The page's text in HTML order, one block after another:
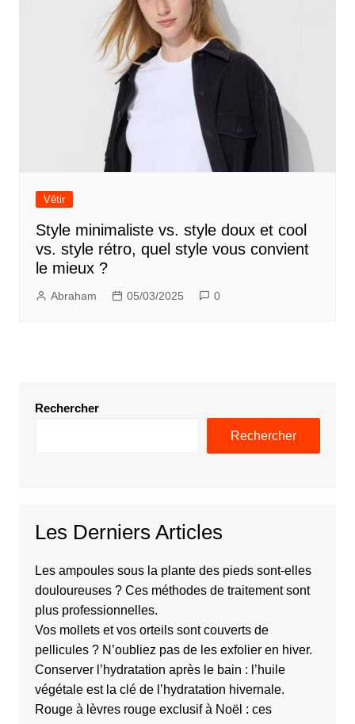
Vêtir
Style minimaliste vs. style doux et cool
vs. style rétro, quel style vous convient
le mieux ?
Abraham 05/03/2025 0
Rechercher
Rechercher
Les Derniers Articles
Les ampoules sous la plante des pieds sont-elles
douloureuses ? Ces méthodes de traitement sont
plus professionnelles.
Vos mollets et vos orteils sont couverts de
pellicules ? N’oubliez pas de les exfolier en hiver.
Conserver l’hydratation après le bain : l’huile
végétale est la clé de l’hydratation hivernale.
Rouge à lèvres rouge exclusif à Noël : ces